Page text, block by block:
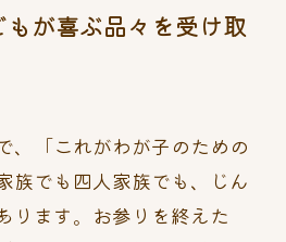
が喜ぶ品々を受け取
、「これがわが子のための
族でも四人家族でも、じん
ります。お参りを終えた